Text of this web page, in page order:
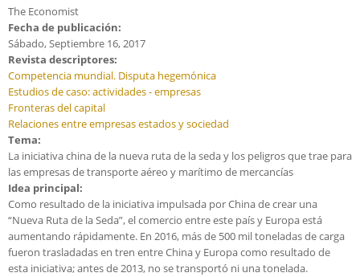
The Economist
Fecha de publicación:
Sábado, Septiembre 16, 2017
Revista descriptores:
Competencia mundial. Disputa hegemónica
Estudios de caso: actividades - empresas
Fronteras del capital
Relaciones entre empresas estados y sociedad
Tema:
La iniciativa china de la nueva ruta de la seda y los peligros que trae para
las empresas de transporte aéreo y marítimo de mercancías
Idea principal:
Como resultado de la iniciativa impulsada por China de crear una
“Nueva Ruta de la Seda”, el comercio entre este país y Europa está
aumentando rápidamente. En 2016, más de 500 mil toneladas de carga
fueron trasladadas en tren entre China y Europa como resultado de
esta iniciativa; antes de 2013, no se transportó ni una tonelada.